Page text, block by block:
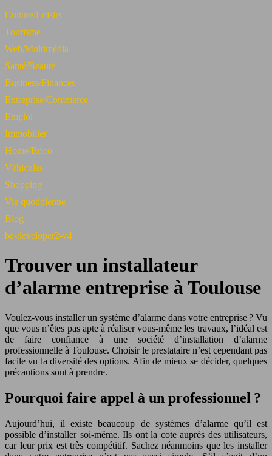
Culture/Loisirs
Tourisme
Web/Multimédia
Santé/Beauté
Business/Finances
Entreprise/Commerce
Emploi
Immobilier
Home/Brico
Véhicules
Shopping
Vie quotidienne
Blog
be-developer2-v4
Trouver un installateur
d’alarme entreprise à Toulouse
Voulez-vous installer un système d’alarme dans votre entreprise ? Vu
que vous n’êtes pas apte à réaliser vous-même les travaux, l’idéal est
de faire confiance à une société d’installation d’alarme
professionnelle à Toulouse. Choisir le prestataire n’est cependant pas
facile vu la diversité des options. Afin de mieux se décider, quelques
précautions sont à prendre.
Pourquoi faire appel à un professionnel ?
Aujourd’hui, il existe beaucoup de systèmes d’alarme qu’il est
possible d’installer soi-même. Ils ont la cote auprès des utilisateurs,
car leur prix est très compétitif. Sachez néanmoins que les installer